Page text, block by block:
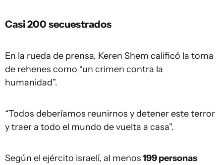
Casi 200 secuestrados
En la rueda de prensa, Keren Shem calificó la toma
de rehenes como “un crimen contra la
humanidad”.
“Todos deberíamos reunirnos y detener este terror
y traer a todo el mundo de vuelta a casa".
Según el ejército israelí, al menos199 personas